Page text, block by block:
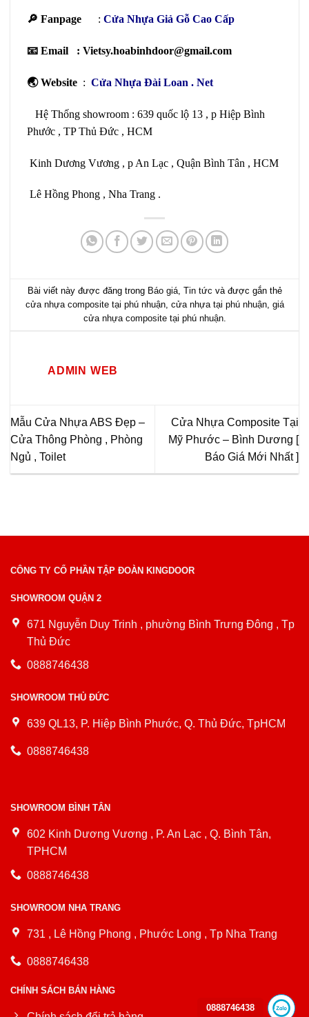
🔎 Fanpage : Cửa Nhựa Giả Gỗ Cao Cấp
📧 Email : Vietsy.hoabinhdoor@gmail.com
🌏 Website : Cửa Nhựa Đài Loan . Net
Hệ Thống showroom : 639 quốc lộ 13 , p Hiệp Bình
Phước , TP Thủ Đức , HCM
Kinh Dương Vương , p An Lạc , Quận Bình Tân , HCM
Lê Hồng Phong , Nha Trang .
Bài viết này được đăng trong Báo giá, Tin tức và được gắn thẻ
cửa nhựa composite tại phú nhuận, cửa nhựa tại phú nhuận, giá
cửa nhựa composite tại phú nhuận.
ADMIN WEB
Mẫu Cửa Nhựa ABS Đẹp –
Cửa Thông Phòng , Phòng
Ngủ , Toilet
Cửa Nhựa Composite Tại
Mỹ Phước – Bình Dương [
Báo Giá Mới Nhất ]
CÔNG TY CỔ PHẦN TẬP ĐOÀN KINGDOOR
SHOWROOM QUẬN 2
671 Nguyễn Duy Trinh , phường Bình Trưng Đông , Tp
Thủ Đức
0888746438
SHOWROOM THỦ ĐỨC
639 QL13, P. Hiệp Bình Phước, Q. Thủ Đức, TpHCM
0888746438
SHOWROOM BÌNH TÂN
602 Kinh Dương Vương , P. An Lạc , Q. Bình Tân,
TPHCM
0888746438
SHOWROOM NHA TRANG
731 , Lê Hồng Phong , Phước Long , Tp Nha Trang
0888746438
CHÍNH SÁCH BÁN HÀNG
0888746438